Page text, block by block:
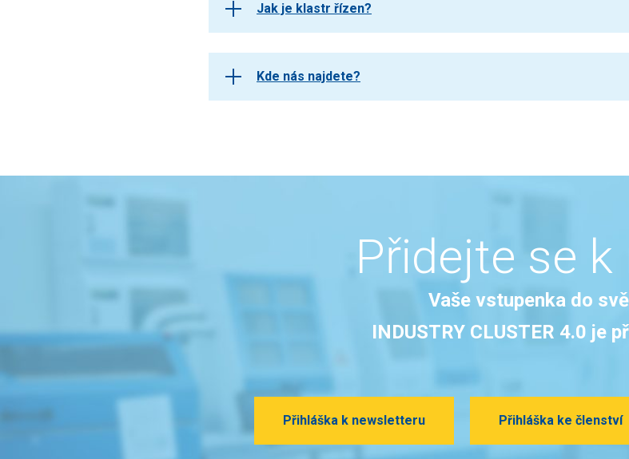
Jak je klastr řízen?
Kde nás najdete?
Přidejte se k
Vaše vstupenka do
INDUSTRY CLUSTER 4.0 je
Přihláška k newsletteru Přihláška ke členství